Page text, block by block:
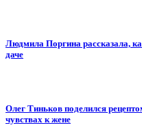
Людмила Поргина рассказала,
даче
Олег Тиньков поделился
чувствах к жене